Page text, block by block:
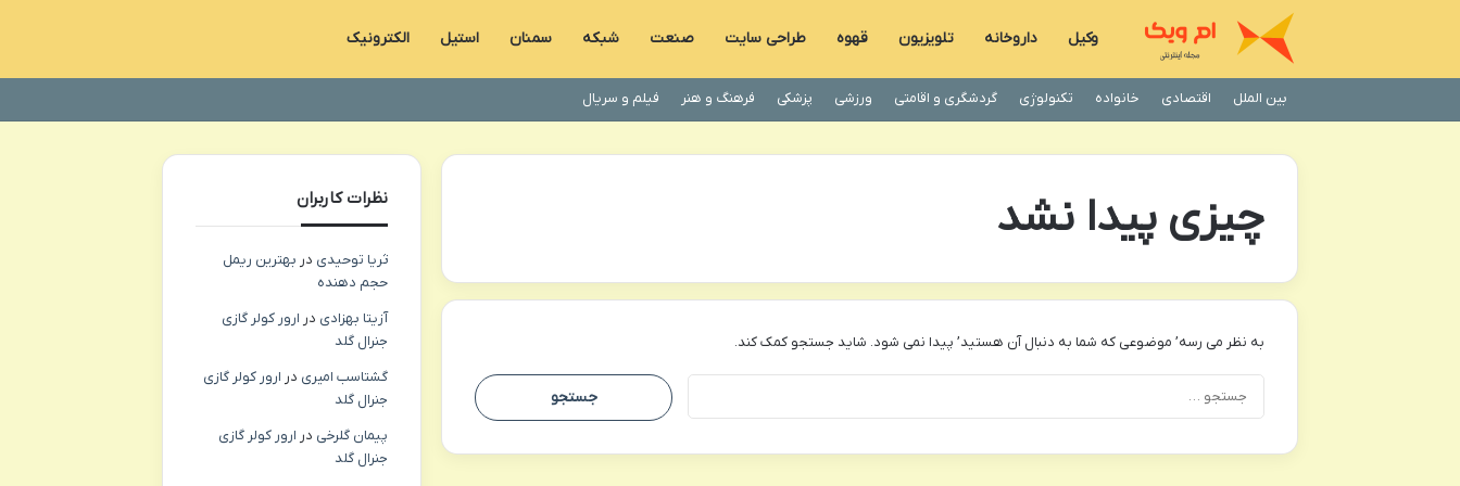
وکیل داروخانه تلویزیون قهوه طراحی سایت صنعت شبکه سمنان استیل الکترونیک
بین الملل اقتصادی خانواده تکنولوژی گردشگری و اقامتی ورزشی پزشکی فرهنگ و هنر فیلم و سریال
چیزی پیدا نشد
به نظر می رسه’ موضوعی که شما به دنبال آن هستید’ پیدا نمی شود. شاید جستجو کمک کند.
جستجو
برای:
نظرات کاربران
ثریا توحیدی در بهترین ریمل
حجم دهنده
آزیتا بهزادی در ارور کولر گازی
جنرال گلد
گشتاسب امیری در ارور کولر گازی
جنرال گلد
پیمان گلرخی در ارور کولر گازی
جنرال گلد